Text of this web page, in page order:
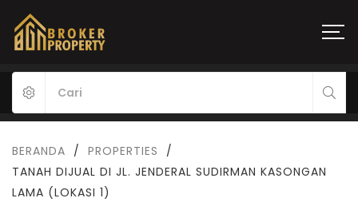
BERANDA / PROPERTIES
/
TANAH DIJUAL DI JL. JENDERAL SUDIRMAN KASONGAN
LAMA (LOKASI 1)